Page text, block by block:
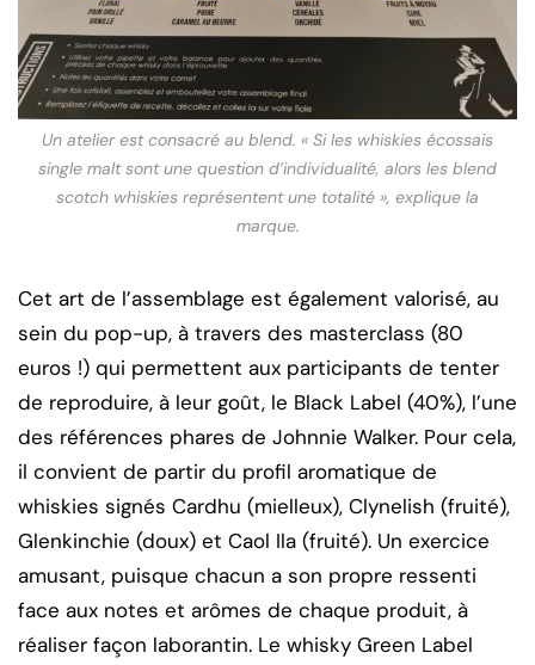
Un atelier est consacré au blend. « Si les whiskies écossais
single malt sont une question d’individualité, alors les blend
scotch whiskies représentent une totalité », explique la
marque.
Cet art de l’assemblage est également valorisé, au
sein du pop-up, à travers des masterclass (80
euros !) qui permettent aux participants de tenter
de reproduire, à leur goût, le Black Label (40%), l’une
des références phares de Johnnie Walker. Pour cela,
il convient de partir du profil aromatique de
whiskies signés Cardhu (mielleux), Clynelish (fruité),
Glenkinchie (doux) et Caol Ila (fruité). Un exercice
amusant, puisque chacun a son propre ressenti
face aux notes et arômes de chaque produit, à
réaliser façon laborantin. Le whisky Green Label